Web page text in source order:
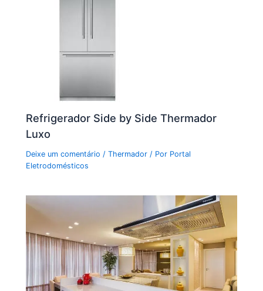
Refrigerador Side by Side Thermador
Luxo
Deixe um comentário /Thermador / Por Portal
Eletrodomésticos